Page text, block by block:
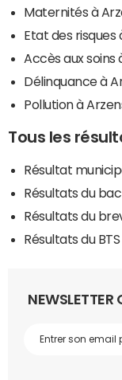
Maternités à
Etat des risques
Accès aux soins
Délinquance à
Pollution à
Tous les
Résultat
Résultats du
Résultats du
Résultats du
NEWSLETTER